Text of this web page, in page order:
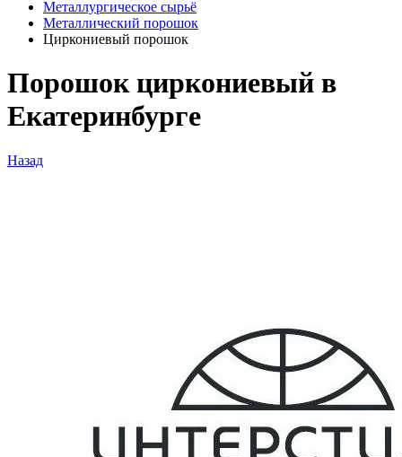
Металлургическое сырьё
Металлический порошок
Циркониевый порошок
Порошок циркониевый в
Екатеринбурге
Назад